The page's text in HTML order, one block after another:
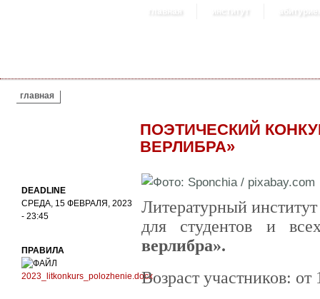
главная институт
ВЫ ЗДЕСЬ
главная
ПОЭТИЧЕСКИЙ
ВЕРЛИБРА»
DEADLINE
СРЕДА, 15 ФЕВРАЛЯ, 2023
- 23:45
ПРАВИЛА
2023_litkonkurs_polozhenie.docx
Литературный
для студентов и
верлибра».
Возраст участников: от